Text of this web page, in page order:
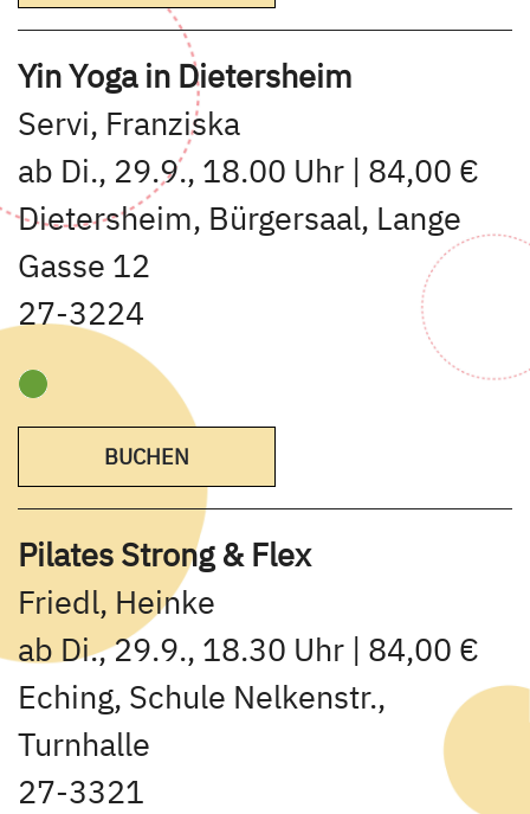
Yin Yoga in Dietersheim
Servi, Franziska
ab Di., 29.9., 18.00 Uhr | 84,00 €
Dietersheim, Bürgersaal, Lange
Gasse 12
27-3224
BUCHEN
Pilates Strong & Flex
Friedl, Heinke
ab Di., 29.9., 18.30 Uhr | 84,00 €
Eching, Schule Nelkenstr.,
Turnhalle
27-3321